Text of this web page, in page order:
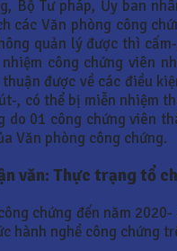
Bộ Tư pháp, Ủy ban
các Văn phòng công
quản lý được thì
công chứng viên
được về các điều
có thể bị miễn nhiệm
01 công chứng viên
Văn phòng công chứng.
văn: Thực trạng tổ
chứng đến năm
nghề công chứng